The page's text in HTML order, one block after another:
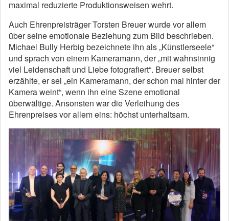
maximal reduzierte Produktionsweisen wehrt.
Auch Ehrenpreisträger Torsten Breuer wurde vor allem
über seine emotionale Beziehung zum Bild beschrieben.
Michael Bully Herbig bezeichnete ihn als „Künstlerseele“
und sprach von einem Kameramann, der „mit wahnsinnig
viel Leidenschaft und Liebe fotografiert“. Breuer selbst
erzählte, er sei „ein Kameramann, der schon mal hinter der
Kamera weint“, wenn ihn eine Szene emotional
überwältige. Ansonsten war die Verleihung des
Ehrenpreises vor allem eins: höchst unterhaltsam.